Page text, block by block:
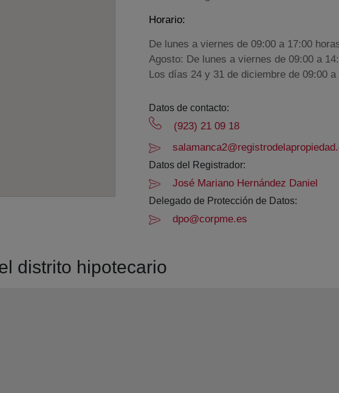
Horario:
De lunes a viernes de 09:00 a 17:00
Agosto: De lunes a viernes de 09:00 a
Los días 24 y 31 de diciembre de 09:00 a
Datos de contacto:
(923) 21 09 18
Datos del Registrador:
José Mariano Hernández Daniel
Delegado de Protección de Datos:
dpo@corpme.es
distrito hipotecario